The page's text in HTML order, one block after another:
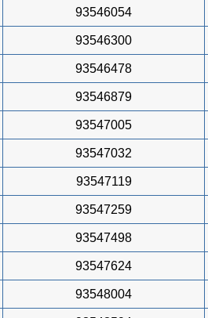
93546054
93546300
93546478
93546879
93547005
93547032
93547119
93547259
93547498
93547624
93548004